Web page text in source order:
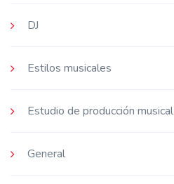
DJ
Estilos musicales
Estudio de producción musical
General